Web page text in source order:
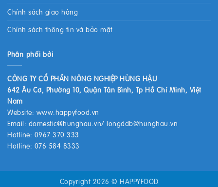
Chính sách giao hàng
Chính sách thông tin và bảo mật
Phân phối bởi
CÔNG TY CỔ PHẦN NÔNG NGHIỆP HÙNG HẬU
642 Âu Cơ, Phường 10, Quận Tân Bình, Tp Hồ Chí Minh, Việt
Nam
Website: www.happyfood.vn
Email: domestic@hunghau.vn/ longddb@hunghau.vn
Hotline: 0967 370 333
Hotline: 076 584 8333
Copyright 2026 © HAPPYFOOD